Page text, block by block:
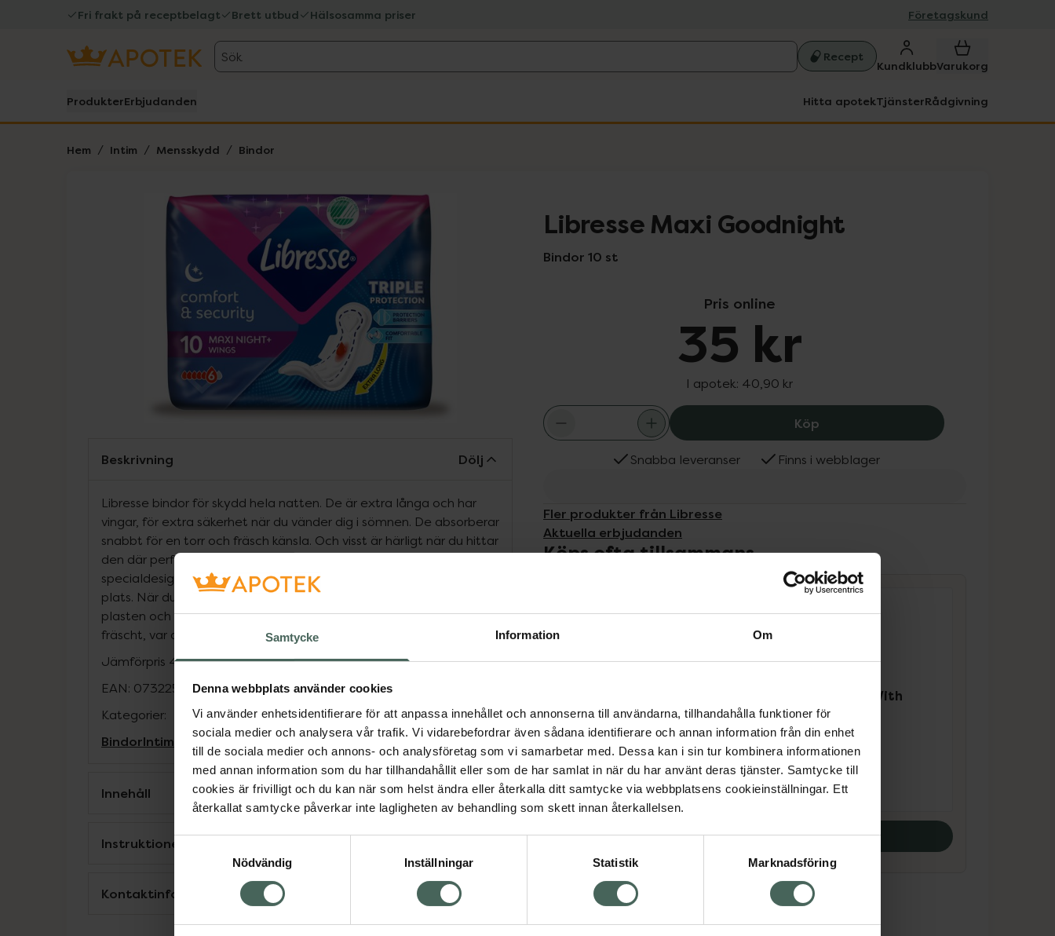
Samtycke Information Om
Denna webbplats använder cookies
Vi använder enhetsidentifierare för att anpassa innehållet och annonserna till användarna, tillhandahålla funktioner för
sociala medier och analysera vår trafik. Vi vidarebefordrar även sådana identifierare och annan information från din enhet
till de sociala medier och annons- och analysföretag som vi samarbetar med. Dessa kan i sin tur kombinera informationen
med annan information som du har tillhandahållit eller som de har samlat in när du har använt deras tjänster. Samtycke till
cookies är frivilligt och du kan när som helst ändra eller återkalla ditt samtycke via webbplatsens cookieinställningar. Ett
återkallat samtycke påverkar inte lagligheten av behandling som skett innan återkallelsen.
Samtyckesval
Nödvändig
Inställningar Statistik Marknadsföring
Fri frakt på receptbelagt Brett utbud Hälsosamma priser Företagskund
Sök Recept
KundklubbVarukorg
ProdukterErbjudanden Hitta apotekTjänsterRådgivning
Hem Intim Mensskydd Bindor
Lista: . Innehåller 1 objekt.
Hoppa över Lista
Libresse Maxi Goodnight
Bindor 10 st
Pris online
35 kr
I apotek: 40,90 kr
Köp Libresse Maxi Goodnight, 35 kr.
Snabba leveranser Finns i webblager
Fler produkter från Libresse
Aktuella erbjudanden
Köps ofta tillsammans
Goodnight
Bindor 10 st
Pris online
35 kr
Libresse Ultra+ With
Wings
Bindor 14 st
Pris online
33 kr
Köp båda
Beskrivning Dölj
Libresse bindor för skydd hela natten. De är extra långa och har
vingar, för extra säkerhet när du vänder dig i sömnen. De absorberar
snabbt för en torr och fräsch känsla. Och visst är härligt när du hittar
den där perfekta passformen? Libresse bindor med SecureFit™ är
specialdesignade för att forma sig efter din kropp och sitta på
plats. När du sedan ska kasta din binda rullar du bara in den i
plasten och pressar ihop de förlimmade kanterna. Enkelt och
fräscht, var du än är.
Jämförpris 4,09 kr/st
EAN: 07322540576474
Kategorier:
BindorIntim Mensskydd
Innehåll Visa
Instruktioner
Kontaktinfo tillverkare Visa